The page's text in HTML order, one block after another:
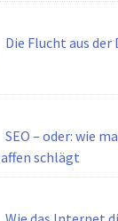
Die Flucht aus der
SEO – oder: wie
schlägt